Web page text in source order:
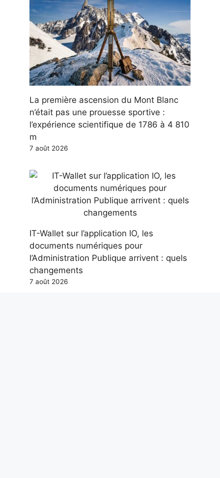
La première ascension du Mont Blanc
n’était pas une prouesse sportive :
l’expérience scientifique de 1786 à 4 810
m
7 août 2026
IT-Wallet sur l’application IO, les
documents numériques pour
l’Administration Publique arrivent : quels
changements
7 août 2026